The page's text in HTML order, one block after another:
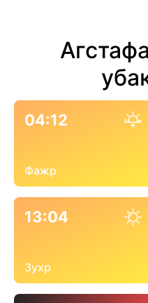
04:12
Фажр
13:04
Зухр